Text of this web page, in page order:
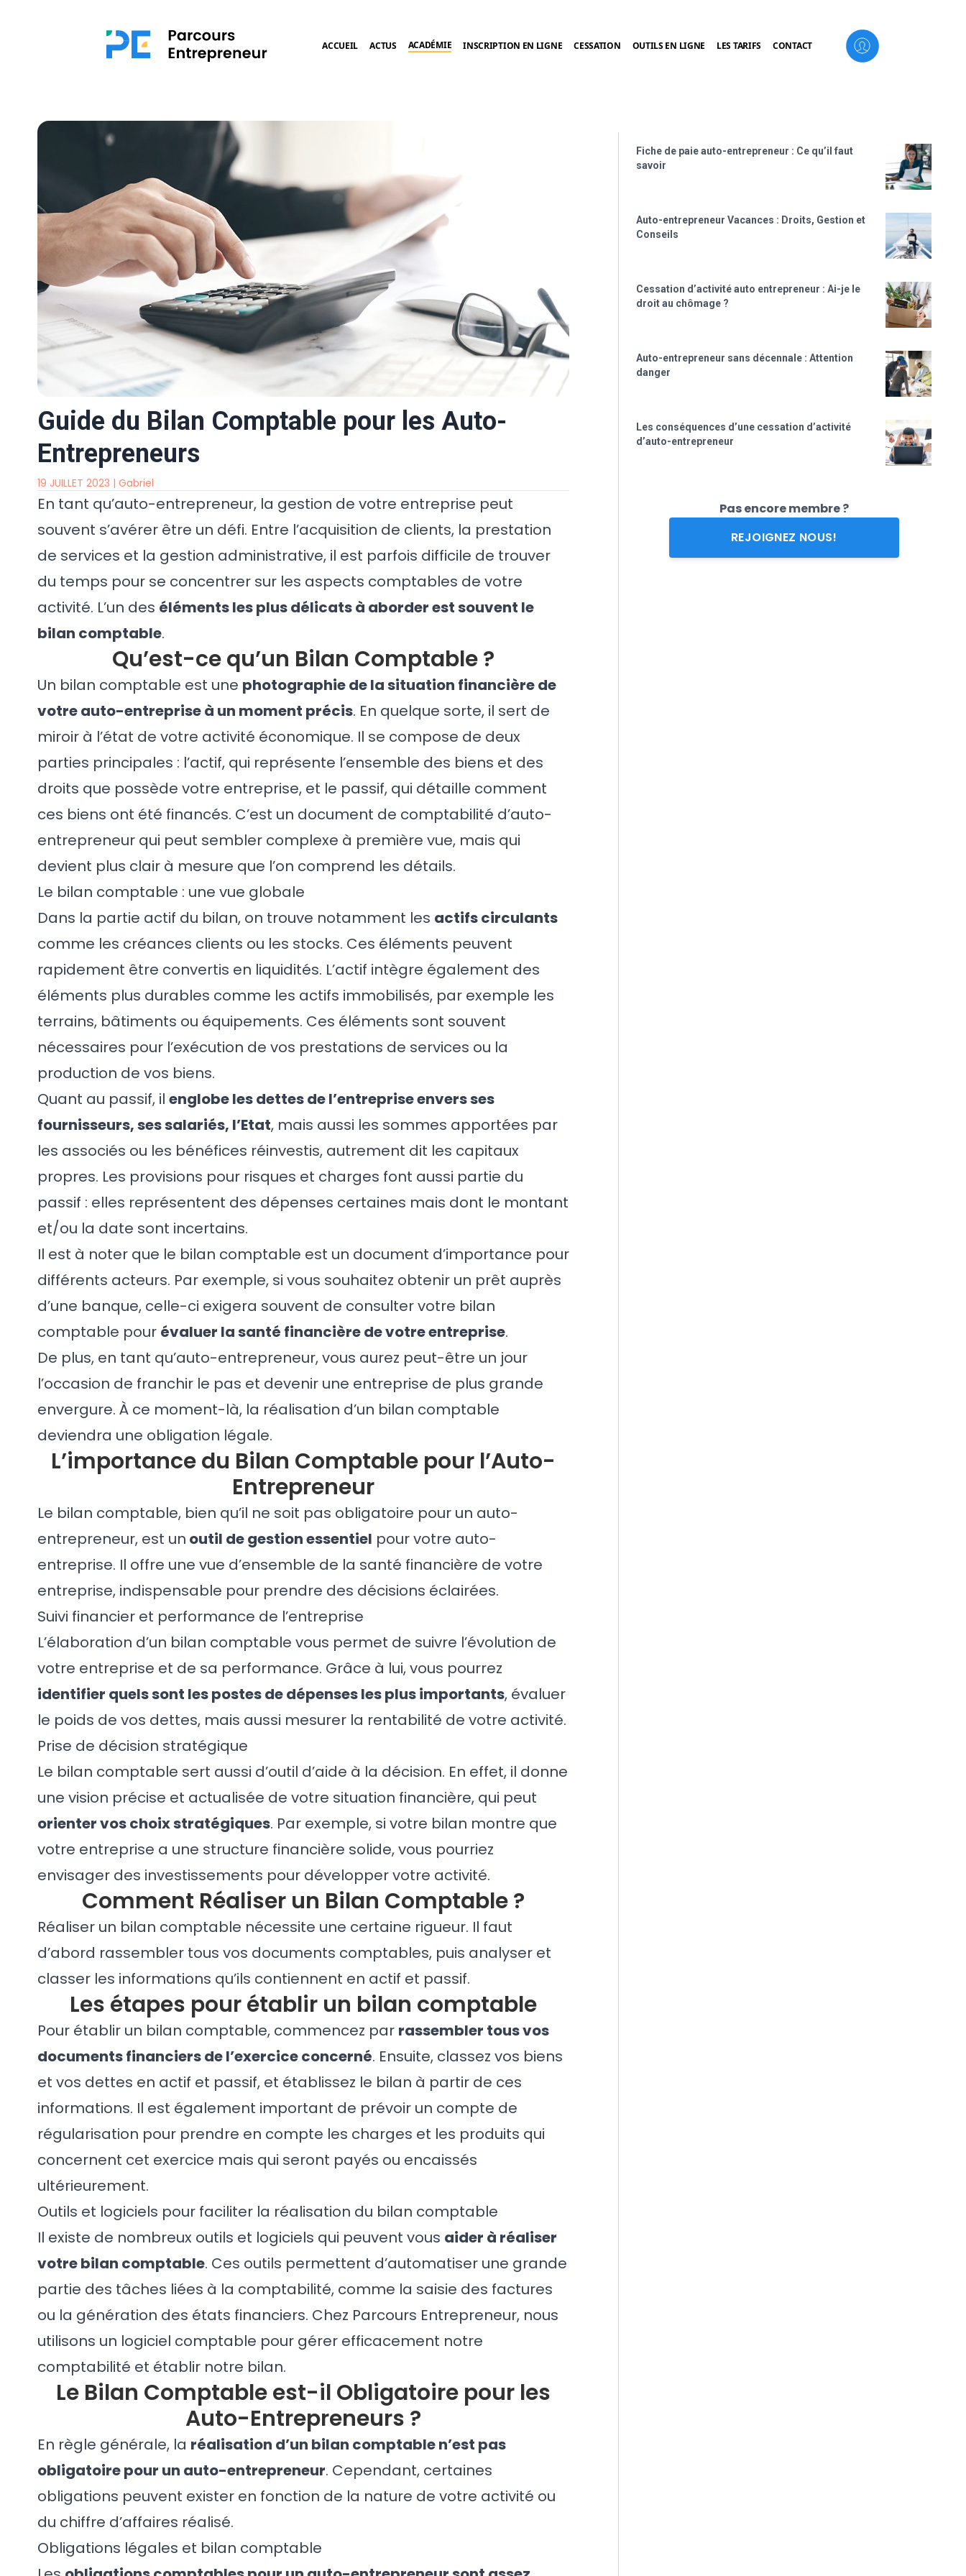
ACCUEIL ACTUS ACADÉMIE INSCRIPTION EN LIGNE CESSATION OUTILS EN LIGNE LES TARIFS CONTACT
Guide du Bilan Comptable pour les Auto-
Entrepreneurs
19 JUILLET 2023 | Gabriel
En tant qu’auto-entrepreneur, la gestion de votre entreprise peut
souvent s’avérer être un défi. Entre l’acquisition de clients, la prestation
de services et la gestion administrative, il est parfois difficile de trouver
du temps pour se concentrer sur les aspects comptables de votre
activité. L’un des éléments les plus délicats à aborder est souvent le
bilan comptable.
Qu’est-ce qu’un Bilan Comptable ?
Un bilan comptable est une photographie de la situation financière de
votre auto-entreprise à un moment précis. En quelque sorte, il sert de
miroir à l’état de votre activité économique. Il se compose de deux
parties principales : l’actif, qui représente l’ensemble des biens et des
droits que possède votre entreprise, et le passif, qui détaille comment
ces biens ont été financés. C’est un document de comptabilité d’auto-
entrepreneur qui peut sembler complexe à première vue, mais qui
devient plus clair à mesure que l’on comprend les détails.
Le bilan comptable : une vue globale
Dans la partie actif du bilan, on trouve notamment les actifs circulants
comme les créances clients ou les stocks. Ces éléments peuvent
rapidement être convertis en liquidités. L’actif intègre également des
éléments plus durables comme les actifs immobilisés, par exemple les
terrains, bâtiments ou équipements. Ces éléments sont souvent
nécessaires pour l’exécution de vos prestations de services ou la
production de vos biens.
Quant au passif, il englobe les dettes de l’entreprise envers ses
fournisseurs, ses salariés, l’Etat, mais aussi les sommes apportées par
les associés ou les bénéfices réinvestis, autrement dit les capitaux
propres. Les provisions pour risques et charges font aussi partie du
passif : elles représentent des dépenses certaines mais dont le montant
et/ou la date sont incertains.
Il est à noter que le bilan comptable est un document d’importance pour
différents acteurs. Par exemple, si vous souhaitez obtenir un prêt auprès
d’une banque, celle-ci exigera souvent de consulter votre bilan
comptable pour évaluer la santé financière de votre entreprise.
De plus, en tant qu’auto-entrepreneur, vous aurez peut-être un jour
l’occasion de franchir le pas et devenir une entreprise de plus grande
envergure. À ce moment-là, la réalisation d’un bilan comptable
deviendra une obligation légale.
L’importance du Bilan Comptable pour l’Auto-
Entrepreneur
Le bilan comptable, bien qu’il ne soit pas obligatoire pour un auto-
entrepreneur, est un outil de gestion essentiel pour votre auto-
entreprise. Il offre une vue d’ensemble de la santé financière de votre
entreprise, indispensable pour prendre des décisions éclairées.
Suivi financier et performance de l’entreprise
L’élaboration d’un bilan comptable vous permet de suivre l’évolution de
votre entreprise et de sa performance. Grâce à lui, vous pourrez
identifier quels sont les postes de dépenses les plus importants, évaluer
le poids de vos dettes, mais aussi mesurer la rentabilité de votre activité.
Prise de décision stratégique
Le bilan comptable sert aussi d’outil d’aide à la décision. En effet, il donne
une vision précise et actualisée de votre situation financière, qui peut
orienter vos choix stratégiques. Par exemple, si votre bilan montre que
votre entreprise a une structure financière solide, vous pourriez
envisager des investissements pour développer votre activité.
Comment Réaliser un Bilan Comptable ?
Réaliser un bilan comptable nécessite une certaine rigueur. Il faut
d’abord rassembler tous vos documents comptables, puis analyser et
classer les informations qu’ils contiennent en actif et passif.
Les étapes pour établir un bilan comptable
Pour établir un bilan comptable, commencez par rassembler tous vos
documents financiers de l’exercice concerné. Ensuite, classez vos biens
et vos dettes en actif et passif, et établissez le bilan à partir de ces
informations. Il est également important de prévoir un compte de
régularisation pour prendre en compte les charges et les produits qui
concernent cet exercice mais qui seront payés ou encaissés
ultérieurement.
Outils et logiciels pour faciliter la réalisation du bilan comptable
Il existe de nombreux outils et logiciels qui peuvent vous aider à réaliser
votre bilan comptable. Ces outils permettent d’automatiser une grande
partie des tâches liées à la comptabilité, comme la saisie des factures
ou la génération des états financiers. Chez Parcours Entrepreneur, nous
utilisons un logiciel comptable pour gérer efficacement notre
comptabilité et établir notre bilan.
Le Bilan Comptable est-il Obligatoire pour les
Auto-Entrepreneurs ?
En règle générale, la réalisation d’un bilan comptable n’est pas
obligatoire pour un auto-entrepreneur. Cependant, certaines
obligations peuvent exister en fonction de la nature de votre activité ou
du chiffre d’affaires réalisé.
Obligations légales et bilan comptable
Fiche de paie auto-entrepreneur : Ce qu’il faut
savoir
Auto-entrepreneur Vacances : Droits, Gestion et
Conseils
Cessation d’activité auto entrepreneur : Ai-je le
droit au chômage ?
Auto-entrepreneur sans décennale : Attention
danger
Les conséquences d’une cessation d’activité
d’auto-entrepreneur
Pas encore membre ?
REJOIGNEZ NOUS!